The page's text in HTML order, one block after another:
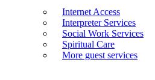
Internet Access
Interpreter Services
Social Work Services
Spiritual Care
More guest services